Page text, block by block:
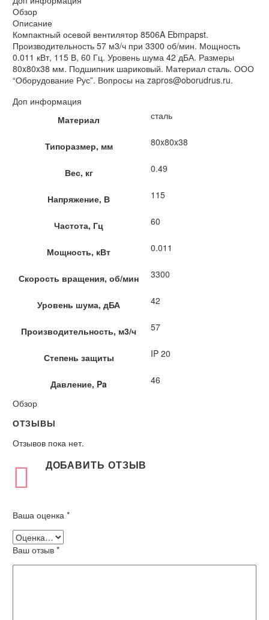
Обзор
Описание
Компактный осевой вентилятор 8506A Ebmpapst.
Производительность 57 м3/ч при 3300 об/мин. Мощность
0.011 кВт, 115 В, 60 Гц. Уровень шума 42 дБА. Размеры
80x80x38 мм. Подшипник шариковый. Материал сталь. ООО
“Оборудование Рус”. Вопросы на zapros@oborudrus.ru.
Доп информация
Материал
сталь
Типоразмер, мм 80x80x38
Вес, кг 0.49
Напряжение, В 115
Частота, Гц 60
Мощность, кВт 0.011
Скорость вращения, об/мин 3300
Уровень шума, дБА 42
Производительность, м3/ч 57
Степень защиты IP 20
Давление, Pa
46
Обзор
ОТЗЫВЫ
Отзывов пока нет.
ДОБАВИТЬ ОТЗЫВ
Ваша оценка *
Ваш отзыв *